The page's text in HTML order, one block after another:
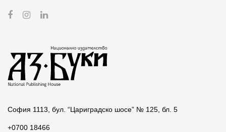
София 1113, бул. “Цариградско шосе” № 125, бл. 5
+0700 18466